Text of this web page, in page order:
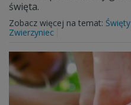
święta.
Zobacz więcej na temat:
Zwierzyniec